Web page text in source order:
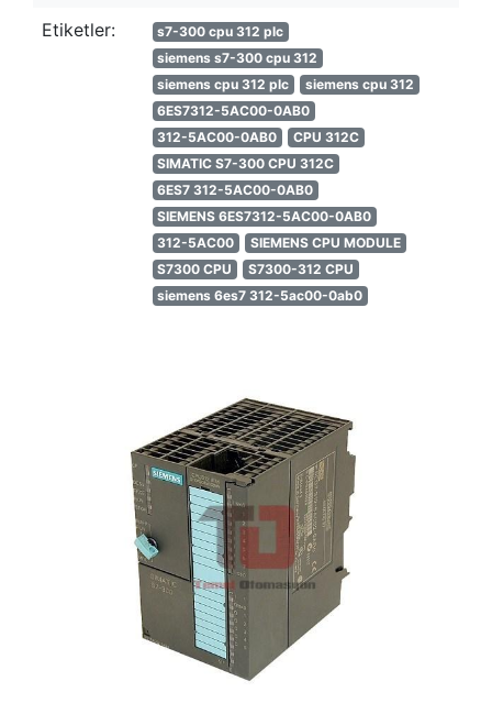
Etiketler:
s7-300 cpu 312 plc
siemens s7-300 cpu 312
siemens cpu 312 plc
siemens cpu 312
6ES7312-5AC00-0AB0
312-5AC00-0AB0
CPU 312C
SIMATIC S7-300 CPU 312C
6ES7 312-5AC00-0AB0
SIEMENS 6ES7312-5AC00-0AB0
312-5AC00
SIEMENS CPU MODULE
S7300 CPU
S7300-312 CPU
siemens 6es7 312-5ac00-0ab0